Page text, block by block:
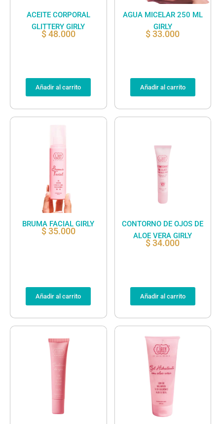
ACEITE CORPORAL
GLITTERY GIRLY
$48.000
Añadir al carrito
AGUA MICELAR 250 ML
GIRLY
$33.000
Añadir al carrito
BRUMA FACIAL GIRLY
$35.000
Añadir al carrito
CONTORNO DE OJOS DE
ALOE VERA GIRLY
$34.000
Añadir al carrito